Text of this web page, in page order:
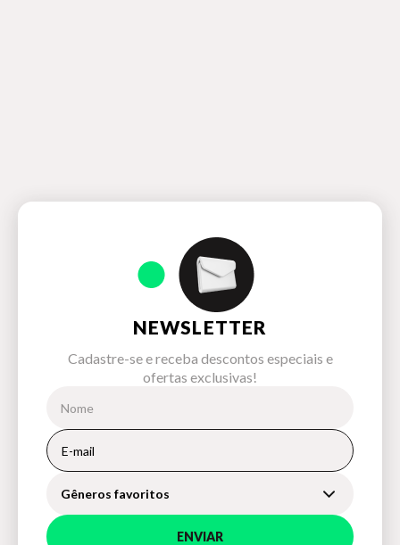
NEWSLETTER
Cadastre-se e receba descontos especiais e
ofertas exclusivas!
Gêneros favoritos
ENVIAR